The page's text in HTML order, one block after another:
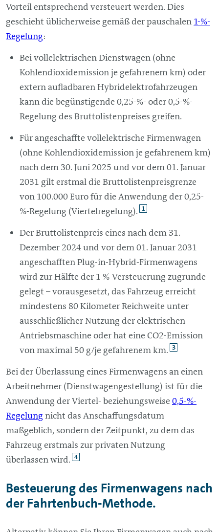
Vorteil entsprechend versteuert werden. Dies
geschieht üblicherweise gemäß der pauschalen 1-%-
Regelung:
Bei vollelektrischen Dienstwagen (ohne
Kohlendioxidemission je gefahrenem km) oder
extern aufladbaren Hybridelektrofahrzeugen
kann die begünstigende 0,25-%- oder 0,5-%-
Regelung des Bruttolistenpreises greifen.
Für angeschaffte vollelektrische Firmenwagen
(ohne Kohlendioxidemission je gefahrenem km)
nach dem 30. Juni 2025 und vor dem 01. Januar
2031 gilt erstmal die Bruttolistenpreisgrenze
von 100.000 Euro für die Anwendung der 0,25-
%-Regelung (Viertelregelung). 1
Der Bruttolistenpreis eines nach dem 31.
Dezember 2024 und vor dem 01. Januar 2031
angeschafftenPlug-in-Hybrid-Firmenwagens
wird zur Hälfte der 1-%-Versteuerung zugrunde
gelegt – vorausgesetzt, das Fahrzeug erreicht
mindestens 80 Kilometer Reichweite unter
ausschließlicher Nutzung der elektrischen
Antriebsmaschine oder hat eine CO2-Emission
von maximal 50 g/je gefahrenem km. 3
Bei der Überlassung eines Firmenwagens an einen
Arbeitnehmer (Dienstwagengestellung) ist für die
Anwendung der Viertel- beziehungsweise 0,5-%-
Regelung nicht das Anschaffungsdatum
maßgeblich, sondern der Zeitpunkt, zu dem das
Fahrzeug erstmals zur privaten Nutzung
überlassen wird. 4
Besteuerung des Firmenwagens nach
der Fahrtenbuch-Methode.